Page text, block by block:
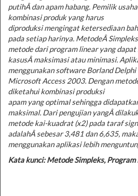
putihÂ dan apam habang. Pemilik
kombinasi produk yang harus
diproduksi mengingat ketersediaan
pada setiap harinya. MetodeÂ
metode dari program linear yang dapat
kasusÂ maksimasi atau minimasi.
menggunakan software Borland Delphi
Microsoft Access 2003. Dengan
diketahui kombinasi produksi
apam yang optimal sehingga
maksimal. Dari pengujian yangÂ
metode kai-kuadrat (x2) pada taraf
adalahÂ sebesar 3,481 dan 6,635,
menggunakan aplikasi lebih
Kata kunci: Metode Simpleks,